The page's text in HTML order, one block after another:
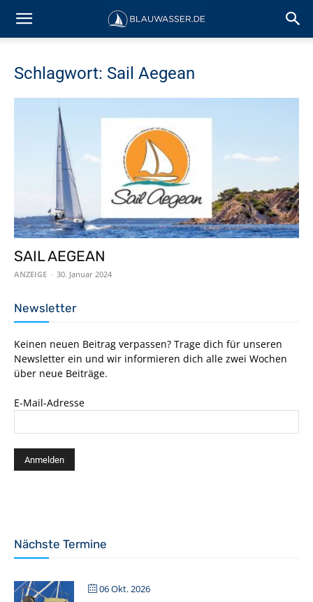
Schlagwort: Sail Aegean
SAIL AEGEAN
ANZEIGE - 30. Januar 2024
Newsletter
Keinen neuen Beitrag verpassen? Trage dich für unseren
Newsletter ein und wir informieren dich alle zwei Wochen
über neue Beiträge.
E-Mail-Adresse
Nächste Termine
06 Okt. 2026